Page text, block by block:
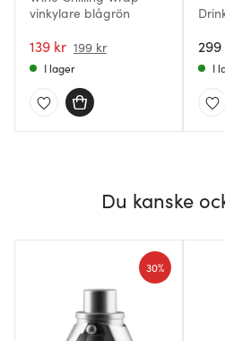
vinkylare blågrön
139 kr 199 kr
I lager I
Du kanske
30%